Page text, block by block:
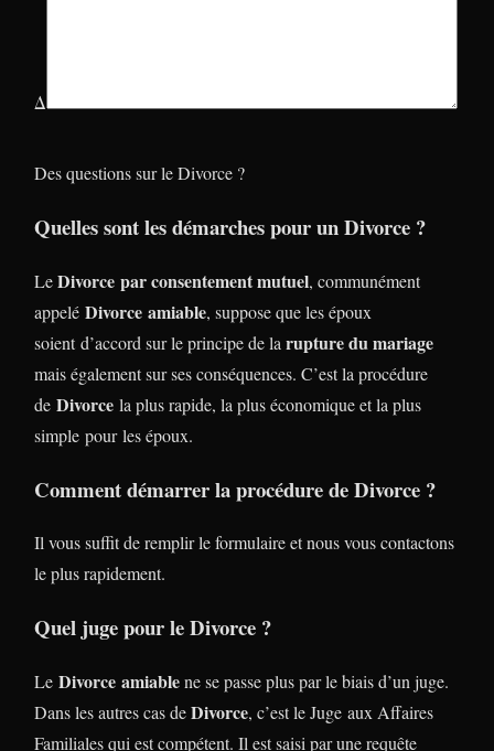
Δ
Des questions sur le Divorce ?
Quelles sont les démarches pour un Divorce ?
LeDivorce par consentement mutuel, communément
appelé Divorce amiable, suppose que les époux
soient d’accord sur le principe de la rupture du mariage
mais également sur ses conséquences. C’est la procédure
de Divorce la plus rapide, la plus économique et la plus
simple pour les époux.
Comment démarrer la procédure de Divorce ?
Il vous suffit de remplir le formulaire et nous vous contactons
le plus rapidement.
Quel juge pour le Divorce ?
Le Divorce amiablene se passe plus par le biais d’un juge.
Dans les autres cas deDivorce, c’est le Juge aux Affaires
Familiales qui est compétent. Il est saisi par une requête